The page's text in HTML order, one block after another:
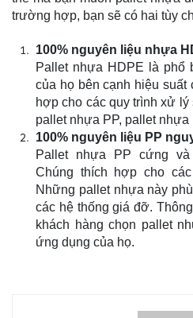
trường hợp, bạn sẽ có hai tùy
100% nguyên liệu nhựa
Pallet nhựa HDPE là phổ
của họ bên cạnh hiệu
hợp cho các quy trình xử
pallet nhựa PP, pallet
100% nguyên liệu PP
Pallet nhựa PP cứng
Chúng thích hợp cho
Những pallet nhựa này
các hệ thống giá đỡ.
khách hàng chọn pallet
ứng dụng của họ.